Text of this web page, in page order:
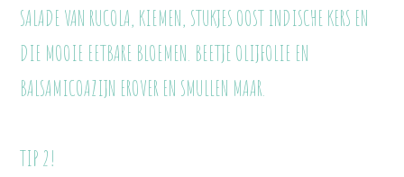
SALADE VAN RUCOLA, KIEMEN, STUKJES OOST INDISCHE KERS EN
DIE MOOIE EETBARE BLOEMEN. BEETJE OLIJFOLIE EN
BALSAMICOAZIJN EROVER EN SMULLEN MAAR.
TIP 2!